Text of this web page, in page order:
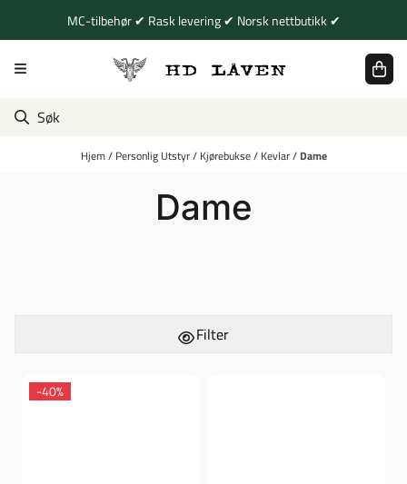
Hopp til innholdMC-tilbehør ✔ Rask levering ✔ Norsk nettbutikk ✔
Hjem/ Personlig Utstyr/ Kjørebukse/ Kevlar/ Dame
Dame
Filter
-40%